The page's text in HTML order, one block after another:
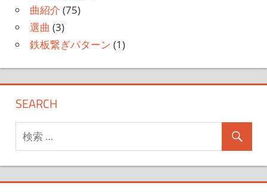
曲紹介 (75)
選曲 (3)
鉄板繋ぎパターン (1)
SEARCH